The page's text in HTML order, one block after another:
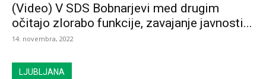
(Video) V SDS Bobnarjevi med drugim
očitajo zlorabo funkcije, zavajanje javnosti...
14. novembra, 2022
LJUBLJANA